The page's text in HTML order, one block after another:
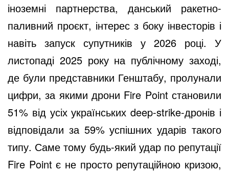
іноземні партнерства, данський ракетно-
паливний проєкт, інтерес з боку інвесторів і
навіть запуск супутників у 2026 році. У
листопаді 2025 року на публічному заході,
де були представники Генштабу, пролунали
цифри, за якими дрони Fire Point становили
51% від усіх українських deep-strike-дронів і
відповідали за 59% успішних ударів такого
типу. Саме тому будь-який удар по репутації
Fire Point є не просто репутаційною кризою,